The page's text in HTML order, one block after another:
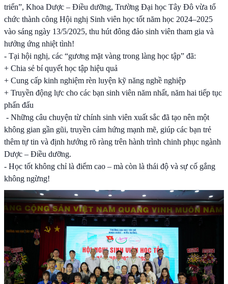
triển”, Khoa Dược – Điều dưỡng, Trường Đại học Tây Đô vừa tổ
chức thành công Hội nghị Sinh viên học tốt năm học 2024–2025
vào sáng ngày 13/5/2025, thu hút đông đảo sinh viên tham gia và
hưởng ứng nhiệt tình!
- Tại hội nghị, các “gương mặt vàng trong làng học tập” đã:
+ Chia sẻ bí quyết học tập hiệu quả
+ Cung cấp kinh nghiệm rèn luyện kỹ năng nghề nghiệp
+ Truyền động lực cho các bạn sinh viên năm nhất, năm hai tiếp tục
phấn đấu
- Những câu chuyện từ chính sinh viên xuất sắc đã tạo nên một
không gian gần gũi, truyền cảm hứng mạnh mẽ, giúp các bạn trẻ
thêm tự tin và định hướng rõ ràng trên hành trình chinh phục ngành
Dược – Điều dưỡng.
- Học tốt không chỉ là điểm cao – mà còn là thái độ và sự cố gắng
không ngừng!